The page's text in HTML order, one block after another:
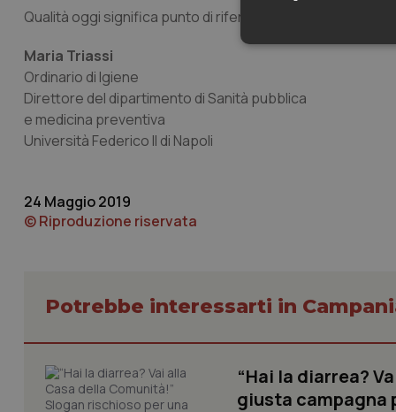
Qualità oggi significa punto di riferimento per soluzioni
Maria Triassi
Ordinario di Igiene
Direttore del dipartimento di Sanità pubblica
e medicina preventiva
Università Federico II di Napoli
24 Maggio 2019
© Riproduzione riservata
Potrebbe interessarti in
“Hai la diarrea?
giusta campagna